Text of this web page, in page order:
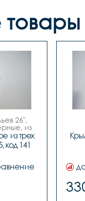
26",
из
из трех
код 141